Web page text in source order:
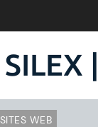
SILEX |
WEB